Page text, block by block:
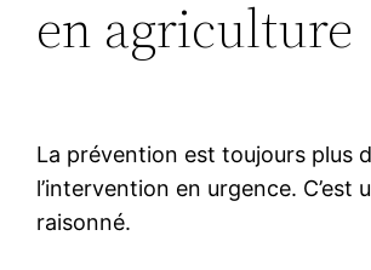
en agriculture
La prévention est toujours plus
l’intervention en urgence. C’est
raisonné.